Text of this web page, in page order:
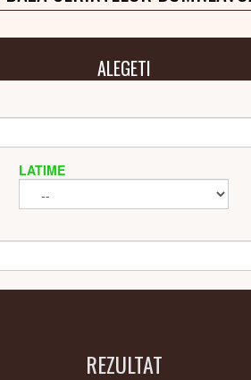
ALEGETI
LATIME
REZULTAT